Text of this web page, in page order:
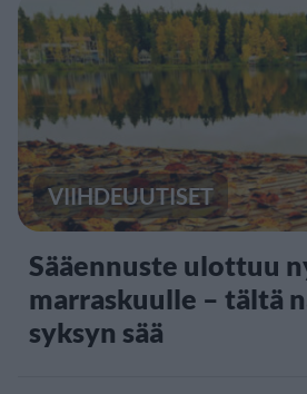
VIIHDEUUTISET
Sääennuste ulottuu
marraskuulle – tältä
syksyn sää